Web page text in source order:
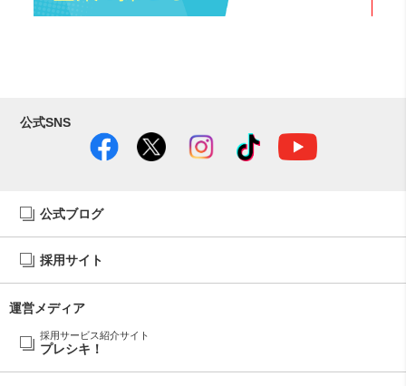
公式SNS
公式ブログ
採用サイト
運営メディア
採用サービス紹介サイト
プレシキ！